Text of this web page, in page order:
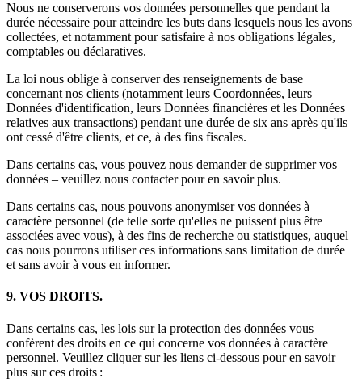
Nous ne conserverons vos données personnelles que pendant la
durée nécessaire pour atteindre les buts dans lesquels nous les avons
collectées, et notamment pour satisfaire à nos obligations légales,
comptables ou déclaratives.
La loi nous oblige à conserver des renseignements de base
concernant nos clients (notamment leurs Coordonnées, leurs
Données d'identification, leurs Données financières et les Données
relatives aux transactions) pendant une durée de six ans après qu'ils
ont cessé d'être clients, et ce, à des fins fiscales.
Dans certains cas, vous pouvez nous demander de supprimer vos
données – veuillez nous contacter pour en savoir plus.
Dans certains cas, nous pouvons anonymiser vos données à
caractère personnel (de telle sorte qu'elles ne puissent plus être
associées avec vous), à des fins de recherche ou statistiques, auquel
cas nous pourrons utiliser ces informations sans limitation de durée
et sans avoir à vous en informer.
9. VOS DROITS.
Dans certains cas, les lois sur la protection des données vous
confèrent des droits en ce qui concerne vos données à caractère
personnel. Veuillez cliquer sur les liens ci-dessous pour en savoir
plus sur ces droits :